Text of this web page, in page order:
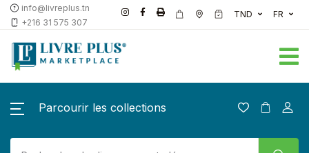
info@livreplus.tn
+216 31 575 307
TND FR
Parcourir les collections